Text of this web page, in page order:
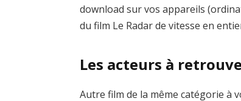
download sur vos appareils
du film Le Radar de vitesse en
Les acteurs à
Autre film de la même catégorie à